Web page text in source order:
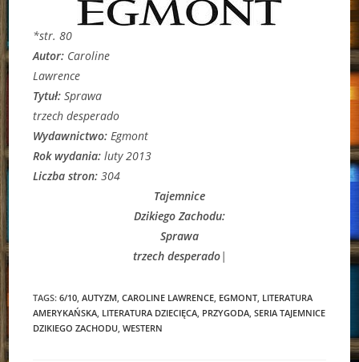
*str. 80
Autor: Caroline
Lawrence
Tytuł:Sprawa
trzech desperado
Wydawnictwo: Egmont
Rok wydania:luty 2013
Liczba stron:304
Tajemnice
Dzikiego Zachodu:
Sprawa
trzech desperado|
TAGS:6/10 AUTYZM CAROLINE LAWRENCE EGMONT LITERATURA
AMERYKAŃSKA LITERATURA DZIECIĘCA PRZYGODA SERIA TAJEMNICE
DZIKIEGO ZACHODU WESTERN